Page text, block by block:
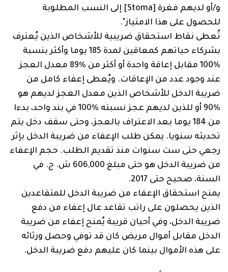
و/أو لديهم فغرة [Stoma] إلى النسب المطلوبة
للحصول على هذا الامتياز".
تُعطى نقاط استحقاق ضريبية للأشخاص الذين يُعترف
بشركاء حياتهم كمعاقين لمدة 185 يوما وأكثر بنسبة
%100 مقابل إعاقة واحدة أو أكثر من ‏89% معدل العجز
عند وجود عدد من الإعاقات. ويُعطى إعفاء كامل من
ضريبة الدخل للأشخاص الذين معدل العجز لديهم هو
%90 أو للذين لديهم عجز نسبته %100 في بند واحد، بدءا
من 184 يوما بعد الاعتراف بالعجز، وحتى سقف دخل يتم
تحديثه سنويا. يمكن طلب الإعفاء من ضريبة الدخل بإثر
رجعي حتى ست سنوات منذ تقديم الطلب. حجم الإعفاء
من ضريبة الدخل هو حتى مبلغ 606,000 ش. ج. في
السنة، صحيح حتى 2017.
يمنح استحقاق الإعفاء من ضريبة الدخل للمتقاعدين
الذين يحصلون على راتب تقاعد عال إعفاء من دفع
ضريبة الدخل، وفي أحيان قريبة يُمنح إعفاء من ضريبة
الدخل مقابل أموال مريض كان قد توفي وحصل ورثائه
على هذه الأموال بينما كان عليهم دفع ضريبة الدخل.